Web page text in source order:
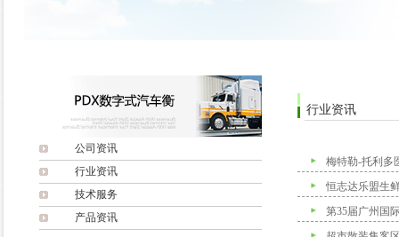
公司资讯
行业资讯
技术服务
产品资讯
行业资讯
梅特勒-托利多
恒志达乐盟生
第35届广州国